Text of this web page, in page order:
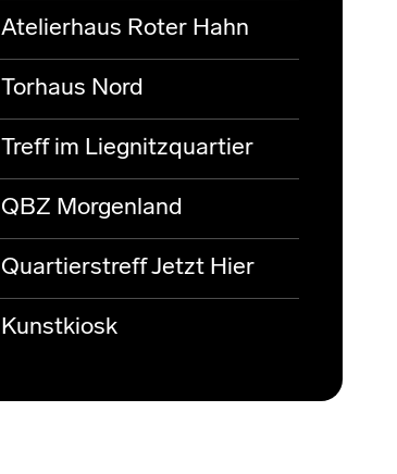
Atelierhaus Roter Hahn
Torhaus Nord
Treff im Liegnitzquartier
QBZ Morgenland
Quartierstreff Jetzt Hier
Kunstkiosk